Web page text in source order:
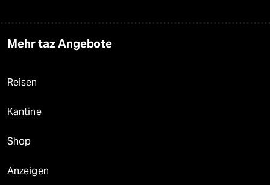
Mehr taz Angebote
Reisen
Kantine
Shop
Anzeigen